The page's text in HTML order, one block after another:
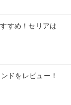
すめ！セリアは
ドをレビュー！